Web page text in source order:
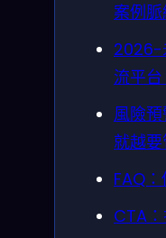
案例
2026-
流平
風險
就越
FAQ
CTA